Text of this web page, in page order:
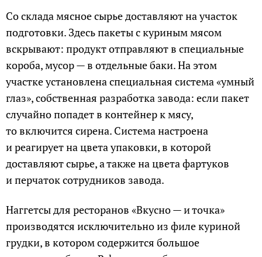
Со склада мясное сырье доставляют на участок
подготовки. Здесь пакеты с куриным мясом
вскрывают: продукт отправляют в специальные
короба, мусор — в отдельные баки. На этом
участке установлена специальная система «умный
глаз», собственная разработка завода: если пакет
случайно попадет в контейнер к мясу,
то включится сирена. Система настроена
и реагирует на цвета упаковки, в которой
доставляют сырье, а также на цвета фартуков
и перчаток сотрудников завода.
Наггетсы для ресторанов «Вкусно — и точка»
производятся исключительно из филе куриной
грудки, в котором содержится большое